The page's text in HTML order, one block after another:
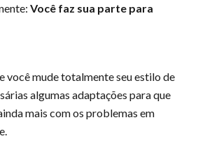
Você faz sua parte para
você mude totalmente seu estilo de
algumas adaptações para que
mais com os problemas em